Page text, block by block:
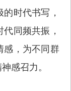
时代书写，
同频共振，
感，为不同群
感召力。